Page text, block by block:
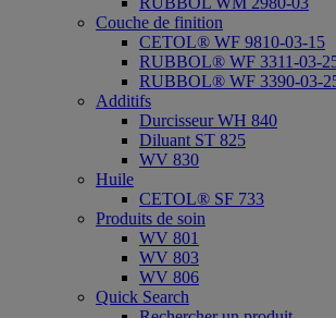
Couche de finition
CETOL® WF 9810-03-15
RUBBOL® WF 3311-03-
RUBBOL® WF 3390-03-
Additifs
Durcisseur WH 840
Diluant ST 825
WV 830
Huile
CETOL® SF 733
Produits de soin
WV 801
WV 803
WV 806
Quick Search